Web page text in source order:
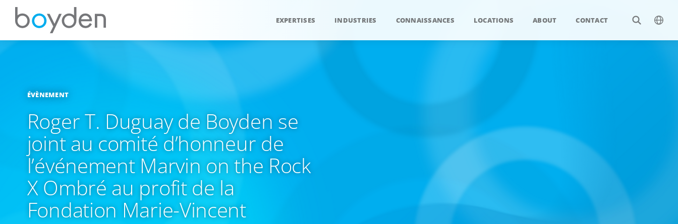
EXPERTISES INDUSTRIES CONNAISSANCES LOCATIONS ABOUT CONTACT
ÉVÈNEMENT
Roger T. Duguay de Boyden se
joint au comité d’honneur de
l’événement Marvin on the Rock
X Ombré au profit de la
Fondation Marie-Vincent